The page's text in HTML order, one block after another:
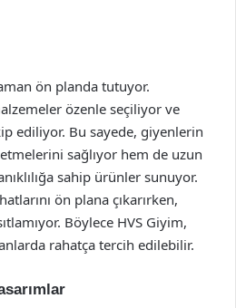
ön planda tutuyor.
özenle seçiliyor ve
ediliyor. Bu sayede, giyenlerin
sağlıyor hem de uzun
sahip ürünler sunuyor.
ön plana çıkarırken,
Böylece HVS Giyim,
rahatça tercih edilebilir.